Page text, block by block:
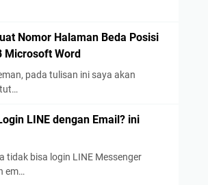
Nomor Halaman Beda Posisi
Microsoft Word
pada tulisan ini saya akan
LINE dengan Email? ini
tidak bisa login LINE Messenger
em…